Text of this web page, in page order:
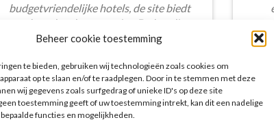
Beheer cookie toestemming
te bieden, gebruiken wij technologieën zoals cookies om
op te slaan en/of te raadplegen. Door in te stemmen met deze
wij gegevens zoals surfgedrag of unieke ID's op deze site
toestemming geeft of uw toestemming intrekt, kan dit een nadelige
functies en mogelijkheden.
budgetvriendelijke hotels, de site biedt
een breed scala aan opties. De handige
zoekfilters maakten het eenvoudig om
aansluiten bij mijn voorkeuren en
budget.
Tim Beukers/Tilburg